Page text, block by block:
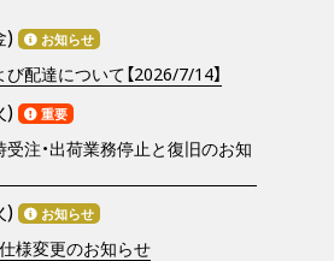
) お知らせ
配達について【2026/7/14】
) 重要
受注・出荷業務停止と復旧のお知
) お知らせ
仕様変更のお知らせ